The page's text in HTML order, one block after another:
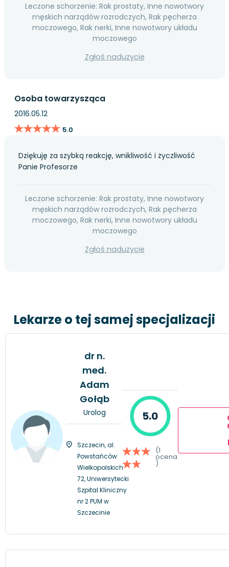
Leczone schorzenie: Rak prostaty, Inne nowotwory
męskich narządów rozrodczych, Rak pęcherza
moczowego, Rak nerki, Inne nowotwory układu
moczowego
Zgłoś nadużycie
Osoba towarzysząca
2016.05.12
★★★★★
★★★★★ 5.0
Dziękuję za szybką reakcję, wnikliwość i życzliwość
Panie Profesorze
Leczone schorzenie: Rak prostaty, Inne nowotwory
męskich narządów rozrodczych, Rak pęcherza
moczowego, Rak nerki, Inne nowotwory układu
moczowego
Zgłoś nadużycie
Lekarze o tej samej specjalizacji
dr n.
med.
Adam
Gołąb
Urolog
Szczecin, al.
Powstańców
Wielkopolskich
72, Uniwersytecki
Szpital Kliniczny
nr 2 PUM w
Szczecinie
5.0
(1
ocena
)